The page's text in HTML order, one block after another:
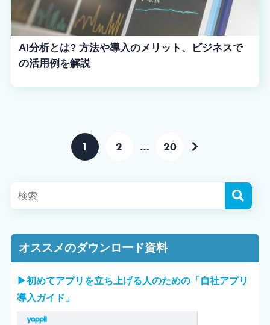
AI分析とは? 方法や導入のメリット、ビジネスで
の活用例を解説
1 2 … 20
オススメのダウンロード資料
▶︎初めてアプリを立ち上げる人のための「自社アプリ
導入ガイド」